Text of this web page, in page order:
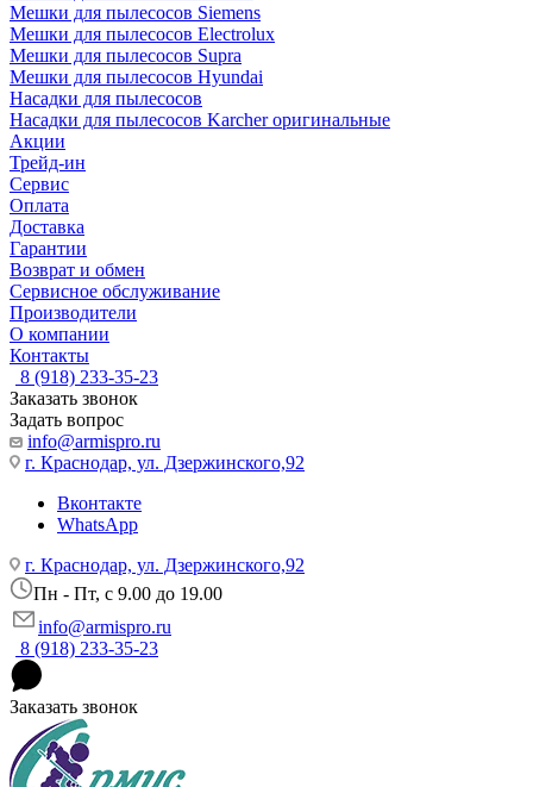
Мешки для пылесосов Siemens
Мешки для пылесосов Electrolux
Мешки для пылесосов Supra
Мешки для пылесосов Hyundai
Насадки для пылесосов
Насадки для пылесосов Karcher оригинальные
Акции
Трейд-ин
Сервис
Оплата
Доставка
Гарантии
Возврат и обмен
Сервисное обслуживание
Производители
О компании
Контакты
8 (918) 233-35-23
Заказать звонок
Задать вопрос
info@armispro.ru
г. Краснодар, ул. Дзержинского,92
Вконтакте
WhatsApp
г. Краснодар, ул. Дзержинского,92
Пн - Пт, c 9.00 до 19.00
info@armispro.ru
8 (918) 233-35-23
Заказать звонок